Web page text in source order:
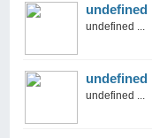
undefined
undefined ...
undefined
undefined ...